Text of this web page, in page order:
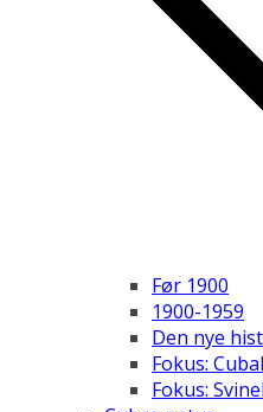
Før 1900
1900-1959
Den nye
Fokus:
Fokus: